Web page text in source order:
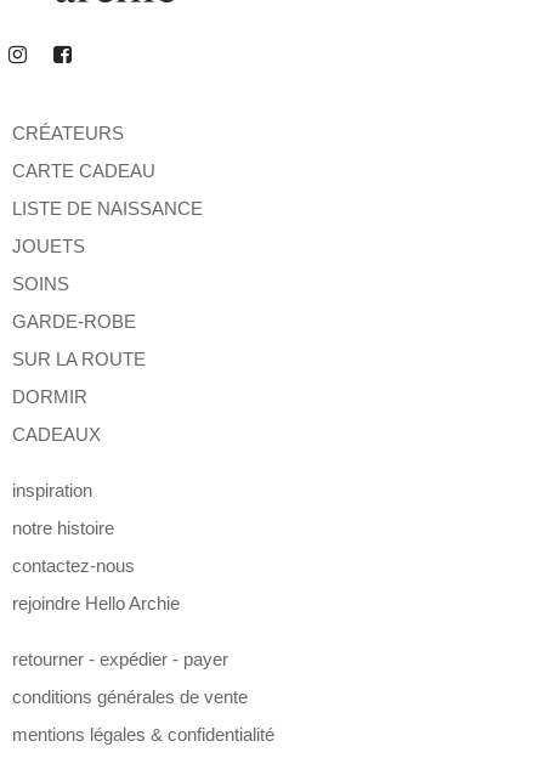
CRÉATEURS
CARTE CADEAU
LISTE DE NAISSANCE
JOUETS
SOINS
GARDE-ROBE
SUR LA ROUTE
DORMIR
CADEAUX
inspiration
notre histoire
contactez-nous
rejoindre Hello Archie
retourner - expédier - payer
conditions générales de vente
mentions légales & confidentialité